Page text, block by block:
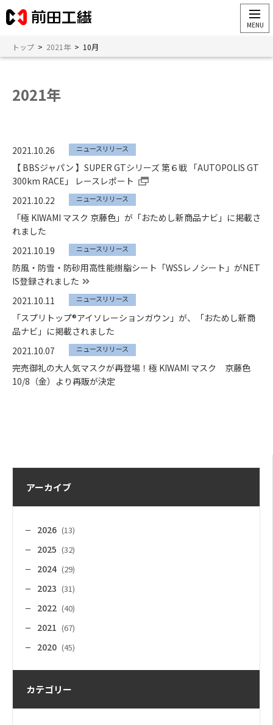
トップ > 2021年> 10月
アーカイブ
2026 (13)
2025 (32)
2024 (29)
2023 (31)
2022 (40)
2021 (67)
2020 (45)
カテゴリー
2021年
2021.10.26 ニュースリリース
【 BBSジャパン 】SUPER GTシリーズ 第６戦 「AUTOPOLIS GT
300km RACE」 レースレポート
2021.10.22
ニュースリリース
「極 KIWAMI マスク 京藤色」が「おためし新商品ナビ」に掲載さ
れました
2021.10.19
ニュースリリース
防風・防雪・防砂用高性能樹脂シート「WSSレノシート」がNET
IS登録されました
2021.10.11
ニュースリリース
「スプリトップ®アイソレーションガウン」が、「おためし新商
品ナビ」に掲載されました
2021.10.07
ニュースリリース
完売御礼の大人気マスクが再登場！極 KIWAMI マスク 京藤色
10/8（金）より再販が決定